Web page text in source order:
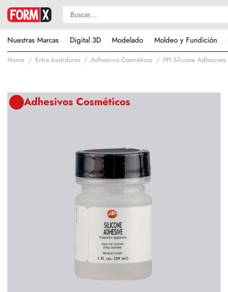
Nuestras Marcas
Digital 3D Modelado Moldeo y Fundición
Home Entre bastidores Adhesivos Cosméticos PPI Silicone Adhesives
Adhesivos Cosméticos